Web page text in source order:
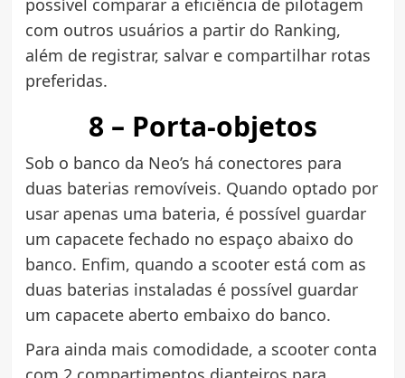
com outros usuários a partir do Ranking,
além de registrar, salvar e compartilhar rotas
preferidas.
8 – Porta-objetos
Sob o banco da Neo’s há conectores para
duas baterias removíveis. Quando optado por
usar apenas uma bateria, é possível guardar
um capacete fechado no espaço abaixo do
banco. Enfim, quando a scooter está com as
duas baterias instaladas é possível guardar
um capacete aberto embaixo do banco.
Para ainda mais comodidade, a scooter conta